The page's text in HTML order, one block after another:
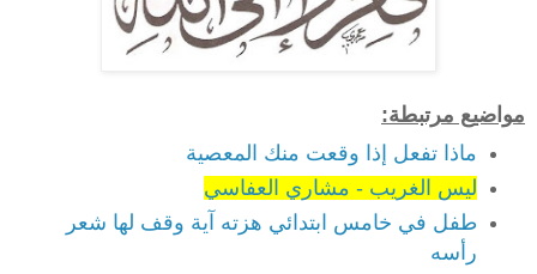
مواضيع مرتبطة:
ماذا تفعل إذا وقعت منك المعصية
ليس الغريب - مشاري العفاسي
طفل في خامس ابتدائي هزته آية وقف لها شعر
رأسه